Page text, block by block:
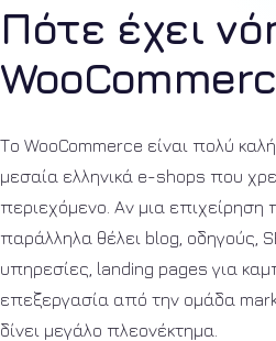
Πότε έχει
Το WooCommerce είναι πολύ
μεσαία ελληνικά e-shops που
περιεχόμενο. Αν μια
παράλληλα θέλει blog, οδηγούς,
υπηρεσίες, landing pages για
επεξεργασία από την ομάδα
δίνει μεγάλο πλεονέκτημα.